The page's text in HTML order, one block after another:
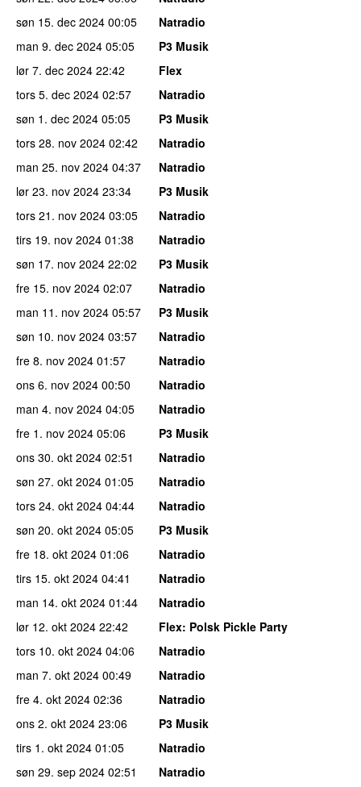
søn 15. dec 2024 00:05
Natradio
man 9. dec 2024 05:05
P3 Musik
lør 7. dec 2024 22:42
Flex
tors 5. dec 2024 02:57
Natradio
søn 1. dec 2024 05:05
P3 Musik
tors 28. nov 2024 02:42
Natradio
man 25. nov 2024 04:37
Natradio
lør 23. nov 2024 23:34
P3 Musik
tors 21. nov 2024 03:05
Natradio
tirs 19. nov 2024 01:38
Natradio
søn 17. nov 2024 22:02
P3 Musik
fre 15. nov 2024 02:07
Natradio
man 11. nov 2024 05:57
P3 Musik
søn 10. nov 2024 03:57
Natradio
fre 8. nov 2024 01:57
Natradio
ons 6. nov 2024 00:50
Natradio
man 4. nov 2024 04:05
Natradio
fre 1. nov 2024 05:06
P3 Musik
ons 30. okt 2024 02:51
Natradio
søn 27. okt 2024 01:05
Natradio
tors 24. okt 2024 04:44
Natradio
søn 20. okt 2024 05:05
P3 Musik
fre 18. okt 2024 01:06
Natradio
tirs 15. okt 2024 04:41
Natradio
man 14. okt 2024 01:44
Natradio
lør 12. okt 2024 22:42 Flex: Polsk Pickle Party
tors 10. okt 2024 04:06
Natradio
man 7. okt 2024 00:49
Natradio
fre 4. okt 2024 02:36
Natradio
ons 2. okt 2024 23:06
P3 Musik
tirs 1. okt 2024 01:05
Natradio
søn 29. sep 2024 02:51
Natradio